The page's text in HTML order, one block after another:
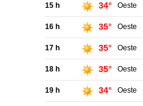
15 h 34° Oeste
16 h 35° Oeste
17 h 35° Oeste
18 h 35° Oeste
19 h 34° Oeste